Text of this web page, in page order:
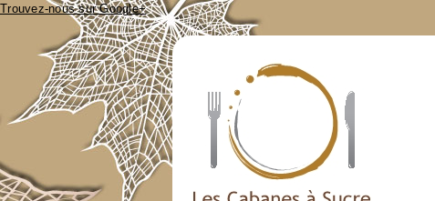
Trouvez-nous sur Google+